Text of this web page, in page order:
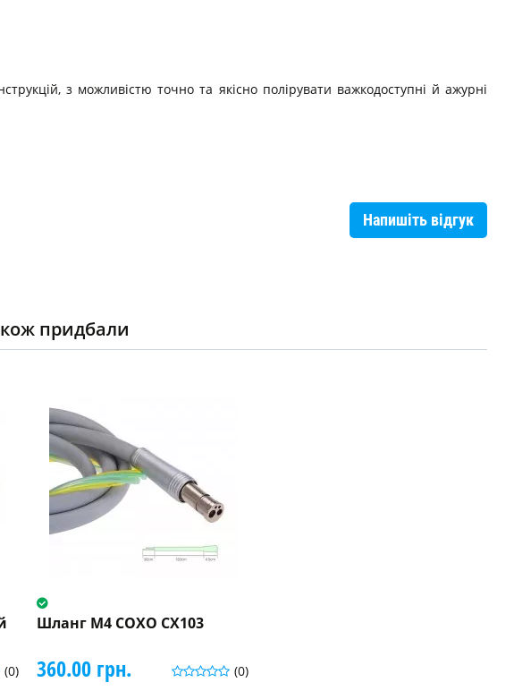
з можливістю точно та якісно полірувати важкодоступні й ажурні
Напишіть відгук
придбали
(0)
Шланг М4 COXO CX103
(0)
360.00 грн.